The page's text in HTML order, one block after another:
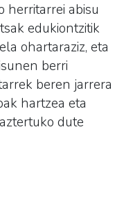
herritarrei abisu
edukiontzitik
ohartaraziz, eta
berri
beren jarrera
hartzea eta
dute